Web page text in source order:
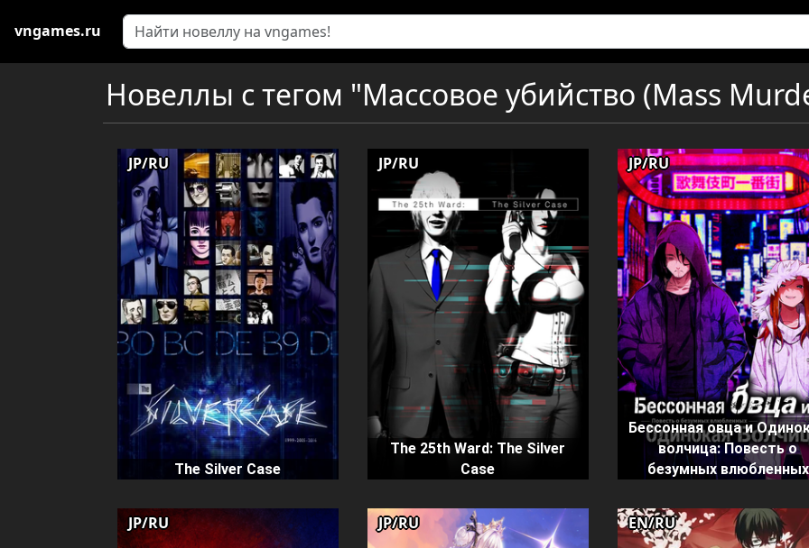
vngames.ru
Новеллы с тегом "Массовое убийство (Mass
The Silver Case
JP/RU
The 25th Ward: The Silver
Case
JP/RU
Бессонная овца и
волчица: Повесть о
безумных влюбленных
JP/RU
JP/RU JP/RU EN/RU